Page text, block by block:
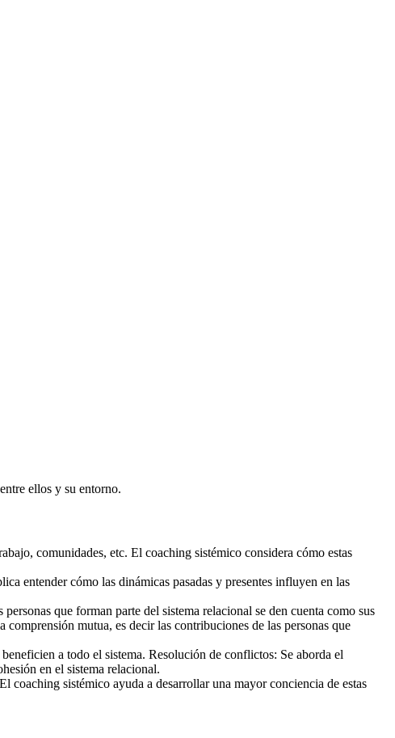
ellos y su entorno.
comunidades, etc. El coaching sistémico considera cómo estas
entender cómo las dinámicas pasadas y presentes influyen en las
que forman parte del sistema relacional se den cuenta como sus
mutua, es decir las contribuciones de las personas que
a todo el sistema. Resolución de conflictos: Se aborda el
en el sistema relacional.
coaching sistémico ayuda a desarrollar una mayor conciencia de estas